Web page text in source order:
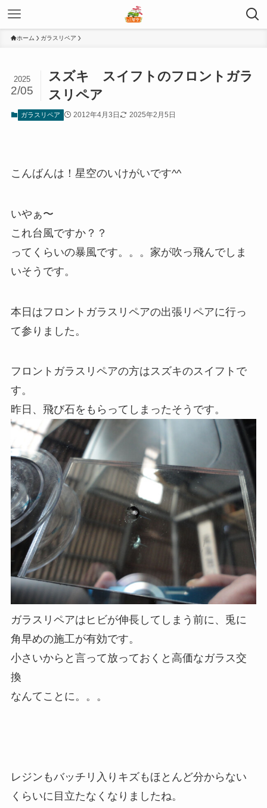
ホーム ガラスリペア
スズキ スイフトのフロントガラ
スリペア
2025
2/05
ガラスリペア 2012年4月3日 2025年2月5日
こんばんは！星空のいけがいです^^
いやぁ〜
これ台風ですか？？
ってくらいの暴風です。。。家が吹っ飛んでしま
いそうです。
本日はフロントガラスリペアの出張リペアに行っ
て参りました。
フロントガラスリペアの方はスズキのスイフトで
す。
昨日、飛び石をもらってしまったそうです。
ガラスリペアはヒビが伸長してしまう前に、兎に
角早めの施工が有効です。
小さいからと言って放っておくと高価なガラス交
換
なんてことに。。。
レジンもバッチリ入りキズもほとんど分からない
くらいに目立たなくなりましたね。